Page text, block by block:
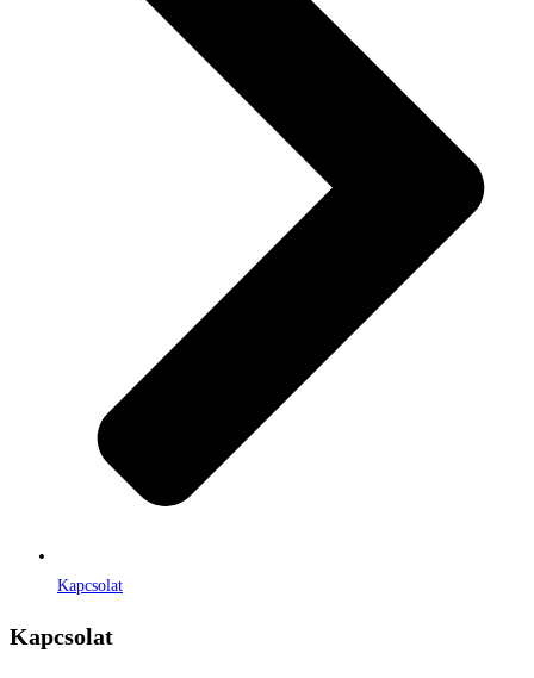
Kapcsolat
Kapcsolat